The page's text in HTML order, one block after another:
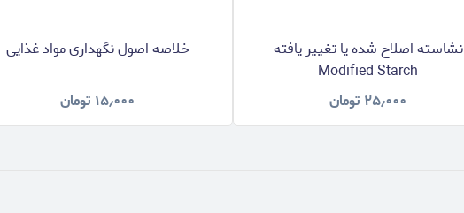
نشاسته اصلاح شده یا تغییر یافته
Modified Starch
۲۵٫۰۰۰ تومان
خلاصه اصول نگهداری مواد غذایی
۱۵٫۰۰۰ تومان